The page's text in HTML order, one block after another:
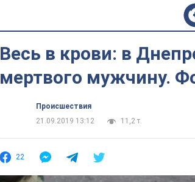
Весь в крови: в
мертвого мужчину.
Происшествия
21.09.2019 13:12
11,2 т.
22